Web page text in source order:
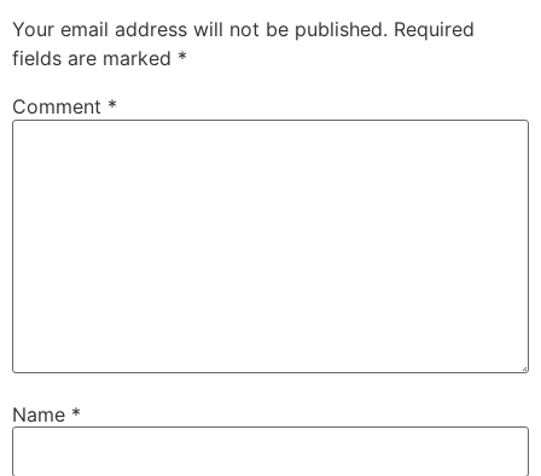
Your email address will not be published. Required
fields are marked *
Comment *
Name *